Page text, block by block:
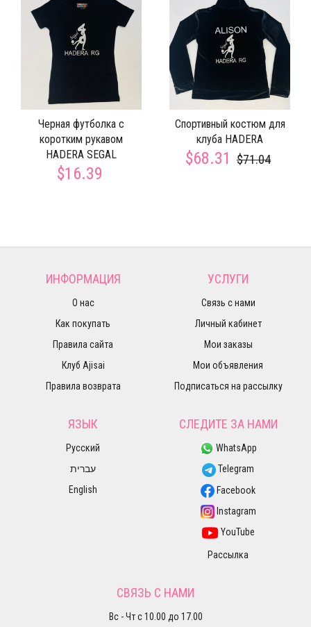
Черная футболка с
коротким рукавом
HADERA SEGAL
$16.39
Спортивный костюм для
клуба HADERA
$68.31 $71.04
ИНФОРМАЦИЯ
О нас
Как покупать
Правила сайта
Клуб Ajisai
Правила возврата
УСЛУГИ
Связь с нами
Личный кабинет
Мои заказы
Мои объявления
Подписаться на рассылку
ЯЗЫК
Русский
עברית
English
СЛЕДИТЕ ЗА НАМИ
WhatsApp
Telegram
Facebook
Instagram
YouTube
Рассылка
СВЯЗЬ С НАМИ
Вс - Чт с 10.00 до 17.00